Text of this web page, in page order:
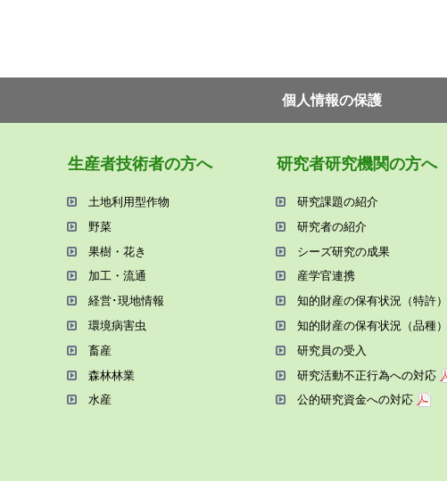
個⼈情報の保護
⽣産者技術者の⽅へ
⼟地利⽤型作物
野菜
果樹・花き
加⼯・流通
経営･現地情報
環境病害⾍
畜産
森林林業
⽔産
研究者研究機関の⽅へ
研究課題の紹介
研究者の紹介
シーズ研究の成果
産学官連携
知的財産の保有状況（特許）
知的財産の保有状況（品種）
研究員の受⼊
研究活動不正⾏為への対応
公的研究資金への対応